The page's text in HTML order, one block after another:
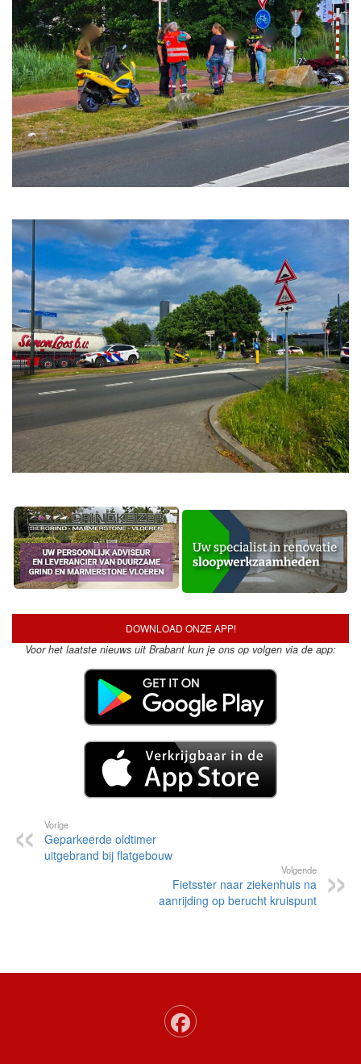
DOWNLOAD ONZE APP!
Voor het laatste nieuws uit Brabant kun je ons op volgen via de app:
Vorige
Geparkeerde oldtimer
uitgebrand bij flatgebouw
Volgende
Fietsster naar ziekenhuis na
aanrijding op berucht kruispunt